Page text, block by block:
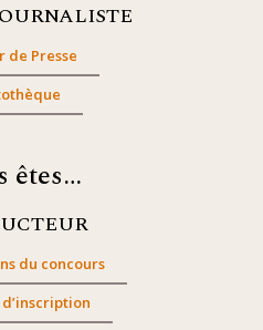
de Presse
êtes…
du concours
d’inscription